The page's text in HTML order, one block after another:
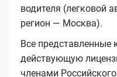
водителя (легковой
регион — Москва).
Все
действующую
членами